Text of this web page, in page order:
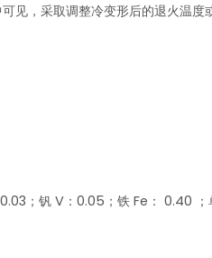
见，采取调整冷变形后的退火温
；钒 V：0.05；铁 Fe： 0.40 ；